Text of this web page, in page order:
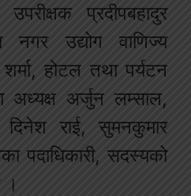
प्रदीपबहादुर
नगर उद्योग वाणिज्य
होटल तथा पर्यटन
अध्यक्ष अर्जुन लम्साल,
राई, सुमनकुमार
पदाधिकारी, सदस्यको
।